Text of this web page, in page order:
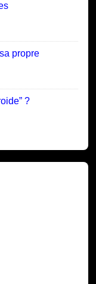
propre
?